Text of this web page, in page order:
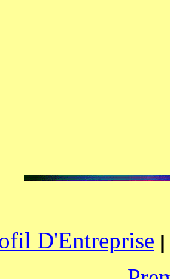
D'Entreprise |